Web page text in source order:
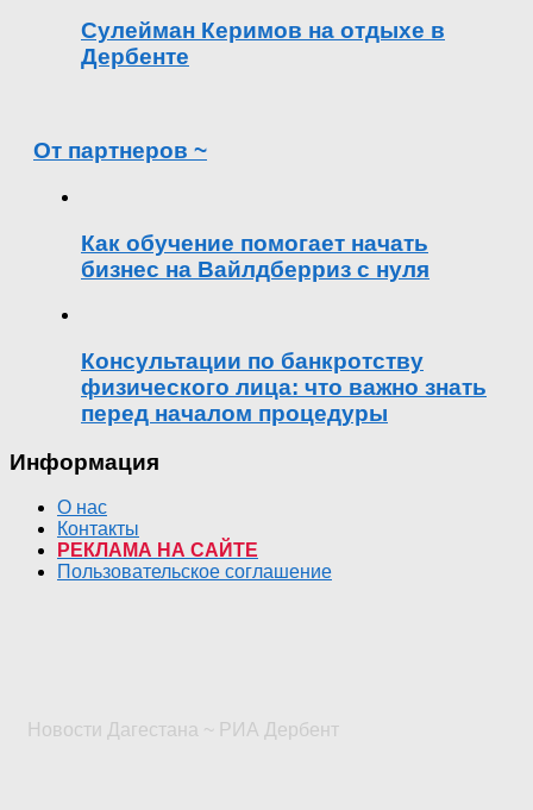
Сулейман Керимов на отдыхе в
Дербенте
От партнеров ~
Как обучение помогает начать
бизнес на Вайлдберриз с нуля
Консультации по банкротству
физического лица: что важно знать
перед началом процедуры
Информация
О нас
Контакты
РЕКЛАМА НА САЙТЕ
Пользовательское соглашение
Новости Дагестана ~ РИА Дербент